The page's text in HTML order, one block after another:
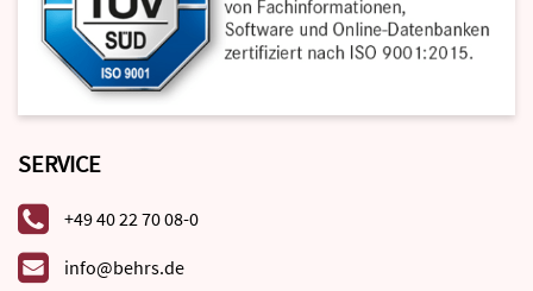
SERVICE
+49 40 22 70 08-0
info@behrs.de